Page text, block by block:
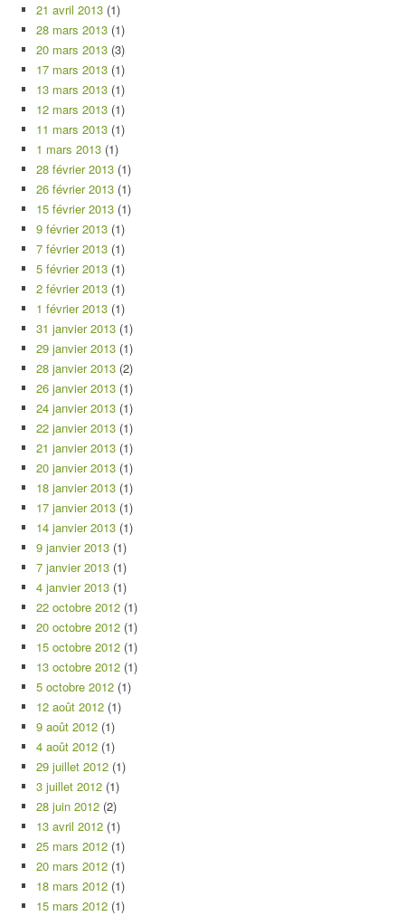
21 avril 2013 (1)
28 mars 2013 (1)
20 mars 2013 (3)
17 mars 2013 (1)
13 mars 2013 (1)
12 mars 2013 (1)
11 mars 2013 (1)
1 mars 2013 (1)
28 février 2013 (1)
26 février 2013 (1)
15 février 2013 (1)
9 février 2013 (1)
7 février 2013 (1)
5 février 2013 (1)
2 février 2013 (1)
1 février 2013 (1)
31 janvier 2013 (1)
29 janvier 2013 (1)
28 janvier 2013 (2)
26 janvier 2013 (1)
24 janvier 2013 (1)
22 janvier 2013 (1)
21 janvier 2013 (1)
20 janvier 2013 (1)
18 janvier 2013 (1)
17 janvier 2013 (1)
14 janvier 2013 (1)
9 janvier 2013 (1)
7 janvier 2013 (1)
4 janvier 2013 (1)
22 octobre 2012 (1)
20 octobre 2012 (1)
15 octobre 2012 (1)
13 octobre 2012 (1)
5 octobre 2012 (1)
12 août 2012 (1)
9 août 2012 (1)
4 août 2012 (1)
29 juillet 2012 (1)
3 juillet 2012 (1)
28 juin 2012 (2)
13 avril 2012 (1)
25 mars 2012 (1)
20 mars 2012 (1)
18 mars 2012 (1)
15 mars 2012 (1)